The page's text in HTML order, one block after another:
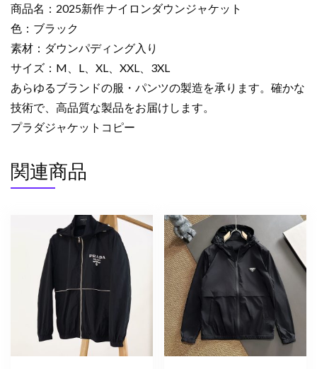
ッ
ト
ブ
ラ
ッ
ク
2525174
今
流
行
商品名：2025新作 ナイロンダウンジャケット
色：ブラック
素材：ダウンパディング入り
サイズ：M、L、XL、XXL、3XL
あらゆるブランドの服・パンツの製造を承ります。確かな
技術で、高品質な製品をお届けします。
プラダジャケットコピー
関連商品